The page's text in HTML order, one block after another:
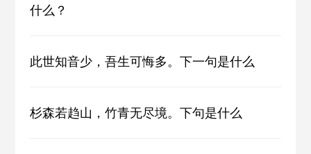
什么？
此世知音少，吾生可悔多。下一句是什么
杉森若趋山，竹青无尽境。下句是什么